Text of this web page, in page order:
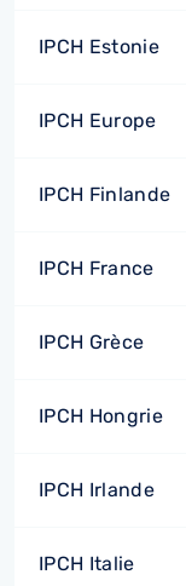
IPCH Estonie
IPCH Europe
IPCH Finlande
IPCH France
IPCH Grèce
IPCH Hongrie
IPCH Irlande
IPCH Italie